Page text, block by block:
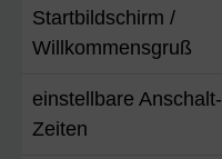
Startbildschirm /
Willkommensgruß
einstellbare Anschalt-
Zeiten